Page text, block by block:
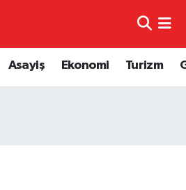
Asayiş Ekonomi Turizm